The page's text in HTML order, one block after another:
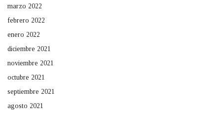
marzo 2022
febrero 2022
enero 2022
diciembre 2021
noviembre 2021
octubre 2021
septiembre 2021
agosto 2021